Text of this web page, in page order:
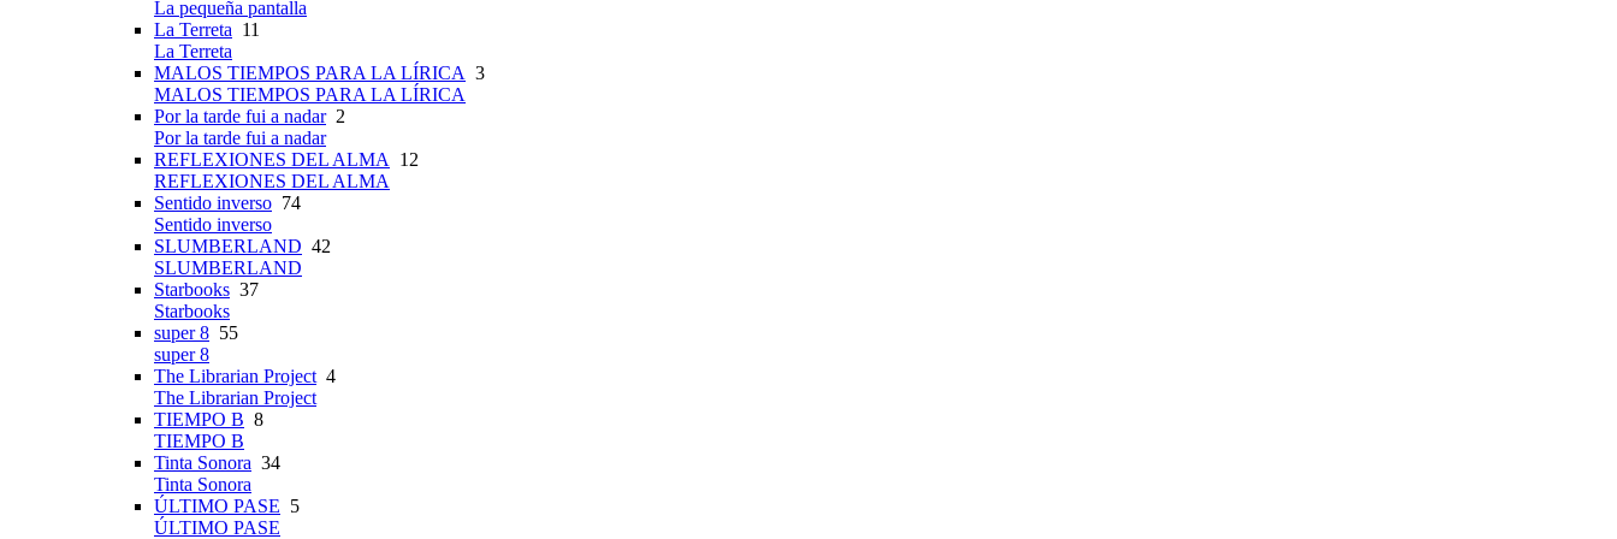
La pequeña pantalla
La Terreta 11
La Terreta
MALOS TIEMPOS PARA LA LÍRICA 3
MALOS TIEMPOS PARA LA LÍRICA
Por la tarde fui a nadar2
Por la tarde fui a nadar
REFLEXIONES DEL ALMA 12
REFLEXIONES DEL ALMA
Sentido inverso 74
Sentido inverso
SLUMBERLAND 42
SLUMBERLAND
Starbooks 37
Starbooks
super 8 55
super 8
The Librarian Project4
The Librarian Project
TIEMPO B 8
TIEMPO B
Tinta Sonora 34
Tinta Sonora
ÚLTIMO PASE 5
ÚLTIMO PASE